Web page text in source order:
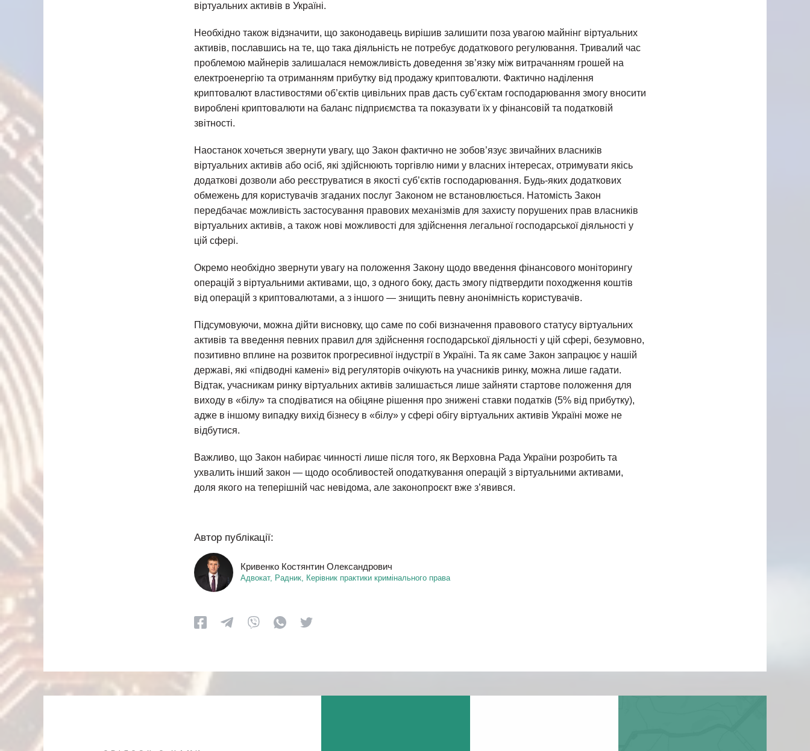
віртуальних активів в Україні.
Необхідно також відзначити, що законодавець вирішив залишити поза увагою майнінг віртуальних
активів, пославшись на те, що така діяльність не потребує додаткового регулювання. Тривалий час
проблемою майнерів залишалася неможливість доведення зв’язку між витрачанням грошей на
електроенергію та отриманням прибутку від продажу криптовалюти. Фактично наділення
криптовалют властивостями об’єктів цивільних прав дасть суб’єктам господарювання змогу вносити
вироблені криптовалюти на баланс підприємства та показувати їх у фінансовій та податковій
звітності.
Наостанок хочеться звернути увагу, що Закон фактично не зобов’язує звичайних власників
віртуальних активів або осіб, які здійснюють торгівлю ними у власних інтересах, отримувати якісь
додаткові дозволи або реєструватися в якості суб’єктів господарювання. Будь-яких додаткових
обмежень для користувачів згаданих послуг Законом не встановлюється. Натомість Закон
передбачає можливість застосування правових механізмів для захисту порушених прав власників
віртуальних активів, а також нові можливості для здійснення легальної господарської діяльності у
цій сфері.
Окремо необхідно звернути увагу на положення Закону щодо введення фінансового моніторингу
операцій з віртуальними активами, що, з одного боку, дасть змогу підтвердити походження коштів
від операцій з криптовалютами, а з іншого — знищить певну анонімність користувачів.
Підсумовуючи, можна дійти висновку, що саме по собі визначення правового статусу віртуальних
активів та введення певних правил для здійснення господарської діяльності у цій сфері, безумовно,
позитивно вплине на розвиток прогресивної індустрії в Україні. Та як саме Закон запрацює у нашій
державі, які «підводні камені» від регуляторів очікують на учасників ринку, можна лише гадати.
Відтак, учасникам ринку віртуальних активів залишається лише зайняти стартове положення для
виходу в «білу» та сподіватися на обіцяне рішення про знижені ставки податків (5% від прибутку),
адже в іншому випадку вихід бізнесу в «білу» у сфері обігу віртуальних активів Україні може не
відбутися.
Важливо, що Закон набирає чинності лише після того, як Верховна Рада України розробить та
ухвалить інший закон — щодо особливостей оподаткування операцій з віртуальними активами,
доля якого на теперішній час невідома, але законопроєкт вже з’явився.
Автор публікації:
Кривенко Костянтин Олександрович
Адвокат, Радник, Керівник практики кримінального права